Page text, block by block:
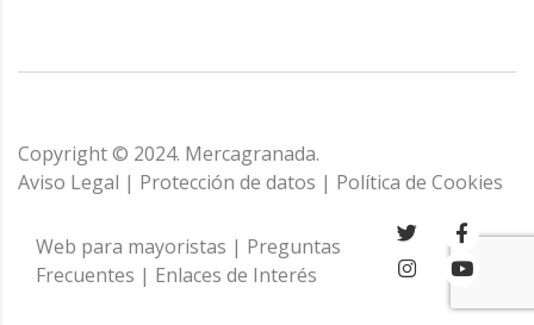
Copyright © 2024. Mercagranada.
Aviso Legal | Protección de datos | Política de Cookies
Web para mayoristas | Preguntas
Frecuentes | Enlaces de Interés